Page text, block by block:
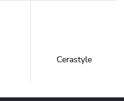
Cerastyle